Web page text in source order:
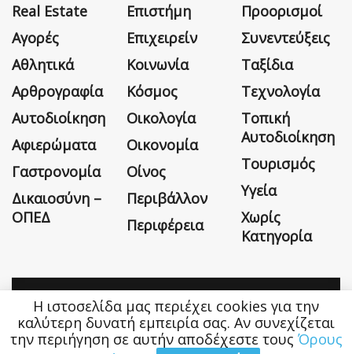
Real Estate
Αγορές
Αθλητικά
Αρθρογραφία
Αυτοδιοίκηση
Αφιερώματα
Γαστρονομία
Δικαιοσύνη –
ΟΠΕΔ
Επιστήμη
Επιχειρείν
Κοινωνία
Κόσμος
Οικολογία
Οικονομία
Οίνος
Περιβάλλον
Περιφέρεια
Προορισμοί
Συνεντεύξεις
Ταξίδια
Τεχνολογία
Τοπική
Αυτοδιοίκηση
Τουρισμός
Υγεία
Χωρίς
Κατηγορία
Η εταιρεία Όροι Χρήσης Επικοινωνία
Money&Life©
Η ιστοσελίδα μας περιέχει cookies για την
καλύτερη δυνατή εμπειρία σας. Αν συνεχίζεται
την περιήγηση σε αυτήν αποδέχεστε τους Όρους